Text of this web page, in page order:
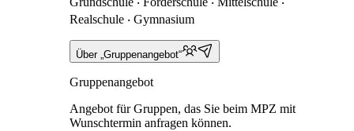
Realschule ‧ Gymnasium
Über „Gruppenangebot“
Gruppenangebot
Angebot für Gruppen, das Sie beim MPZ mit
Wunschtermin anfragen können.